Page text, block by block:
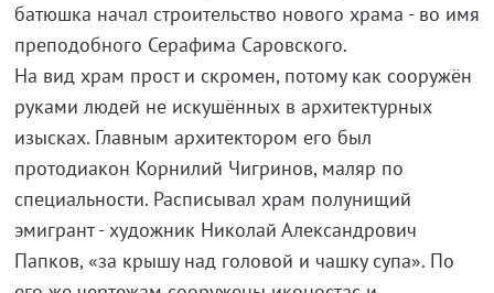
батюшка начал строительство нового храма - во имя
преподобного Серафима Саровского.
На вид храм прост и скромен, потому как сооружён
руками людей не искушённых в архитектурных
изысках. Главным архитектором его был
протодиакон Корнилий Чигринов, маляр по
специальности. Расписывал храм полунищий
эмигрант - художник Николай Александрович
Папков, «за крышу над головой и чашку супа». По